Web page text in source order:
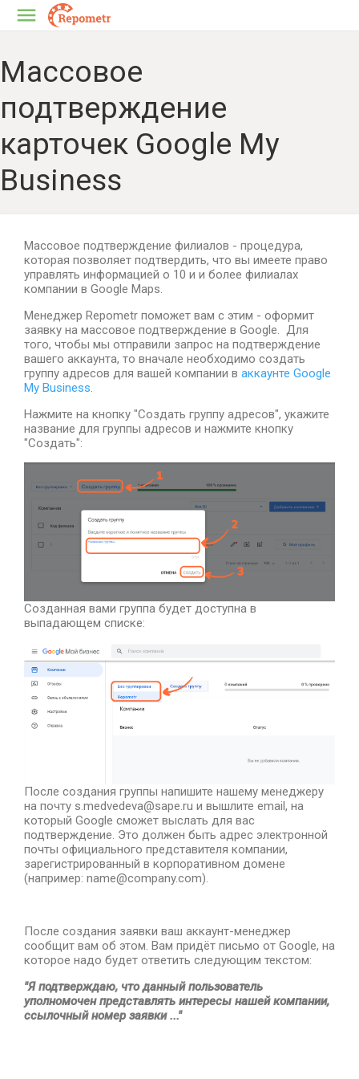
Массовое
подтверждение
карточек Google My
Business
Массовое подтверждение филиалов - процедура,
которая позволяет подтвердить, что вы имеете право
управлять информацией о 10 и и более филиалах
компании в Google Maps.
Менеджер Repometr поможет вам с этим - оформит
заявку на массовое подтверждение в Google. Для
того, чтобы мы отправили запрос на подтверждение
вашего аккаунта, то вначале необходимо создать
группу адресов для вашей компании в аккаунте Google
My Business.
Нажмите на кнопку "Создать группу адресов", укажите
название для группы адресов и нажмите кнопку
"Создать":
Созданная вами группа будет доступна в
выпадающем списке:
После создания группы напишите нашему менеджеру
на почту s.medvedeva@sape.ru и вышлите email, на
который Google сможет выслать для вас
подтверждение. Это должен быть адрес электронной
почты официального представителя компании,
зарегистрированный в корпоративном домене
(например: name@company.com).
После создания заявки ваш аккаунт-менеджер
сообщит вам об этом. Вам придёт письмо от Google, на
которое надо будет ответить следующим текстом:
"Я подтверждаю, что данный пользователь
уполномочен представлять интересы нашей компании,
ссылочный номер заявки ..."